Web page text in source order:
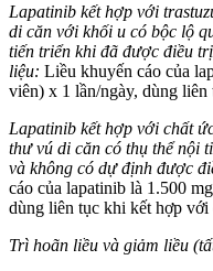
Lapatinib kết hợp với
di căn với khối u có bộc lộ
tiến triển khi đã được điều
liệu: Liều khuyến cáo của
viên) x 1 lần/ngày, dùng
Lapatinib kết hợp với chất
thư vú di căn có thụ thể nội
và không có dự định được
cáo của lapatinib là 1.500
dùng liên tục khi kết hợp với
Trì hoãn liều và giảm liều